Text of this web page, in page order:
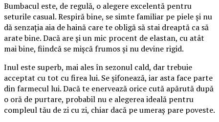
Bumbacul este, de regulă, o alegere excelentă pentru
seturile casual. Respiră bine, se simte familiar pe piele și nu
dă senzația aia de haină care te obligă să stai dreaptă ca să
arate bine. Dacă are și un mic procent de elastan, cu atât
mai bine, fiindcă se mișcă frumos și nu devine rigid.
Inul este superb, mai ales în sezonul cald, dar trebuie
acceptat cu tot cu firea lui. Se șifonează, iar asta face parte
din farmecul lui. Dacă te enervează orice cută apărută după
o oră de purtare, probabil nu e alegerea ideală pentru
compleul tău de zi cu zi, chiar dacă pe umeraș pare poveste.